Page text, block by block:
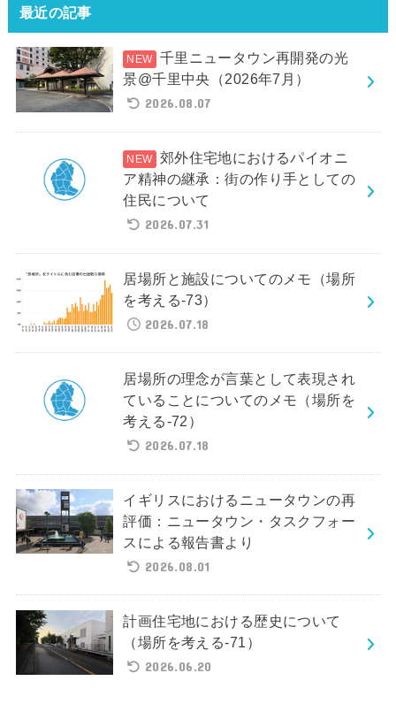
最近の記事
千里ニュータウン再開発の光
景@千里中央（2026年7月）
2026.08.07
郊外住宅地におけるパイオニ
ア精神の継承：街の作り手としての
住民について
2026.07.31
居場所と施設についてのメモ（場所
を考える-73）
2026.07.18
居場所の理念が言葉として表現され
ていることについてのメモ（場所を
考える-72）
2026.07.18
イギリスにおけるニュータウンの再
評価：ニュータウン・タスクフォー
スによる報告書より
2026.08.01
計画住宅地における歴史について
（場所を考える-71）
2026.06.20